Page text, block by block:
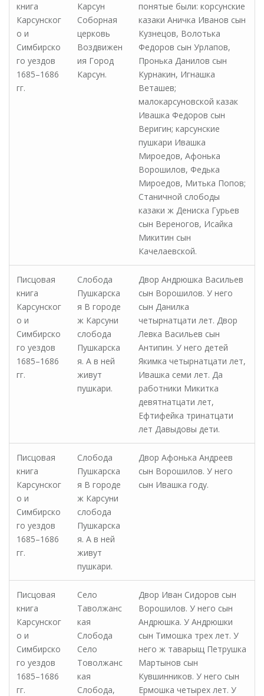
книга
Карсунског
о и
Симбирско
го уездов
1685–1686
гг.
Карсун
Соборная
церковь
Воздвижен
ия Город
Карсун.
понятые были: корсунские
казаки Аничка Иванов сын
Кузнецов, Волотька
Федоров сын Урлапов,
Пронька Данилов сын
Курнакин, Игнашка
Веташев;
малокарсуновской казак
Ивашка Федоров сын
Веригин; карсунские
пушкари Ивашка
Мироедов, Афонька
Ворошилов, Федька
Мироедов, Митька Попов;
Станичной слободы
казаки ж Дениска Гурьев
сын Вереногов, Исайка
Микитин сын
Качелаевской.
Писцовая
книга
Карсунског
о и
Симбирско
го уездов
1685–1686
гг.
Слобода
Пушкарска
я В городе
ж Карсуни
слобода
Пушкарска
я. А в ней
живут
пушкари.
Двор Андрюшка Васильев
сын Ворошилов. У него
сын Данилка
четырнатцати лет. Двор
Левка Васильев сын
Антипин. У него детей
Якимка четырнатцати лет,
Ивашка семи лет. Да
работники Микитка
девятнатцати лет,
Ефтифейка тринатцати
лет Давыдовы дети.
Писцовая
книга
Карсунског
о и
Симбирско
го уездов
1685–1686
гг.
Слобода
Пушкарска
я В городе
ж Карсуни
слобода
Пушкарска
я. А в ней
живут
пушкари.
Двор Афонька Андреев
сын Ворошилов. У него
сын Ивашка году.
Писцовая
книга
Карсунског
о и
Симбирско
го уездов
1685–1686
гг.
Село
Таволжанс
кая
Слобода
Село
Товолжанс
кая
Слобода,
Двор Иван Сидоров сын
Ворошилов. У него сын
Андрюшка. У Андрюшки
сын Тимошка трех лет. У
него ж таварыщ Петрушка
Мартынов сын
Кувшинников. У него сын
Ермошка четырех лет. У